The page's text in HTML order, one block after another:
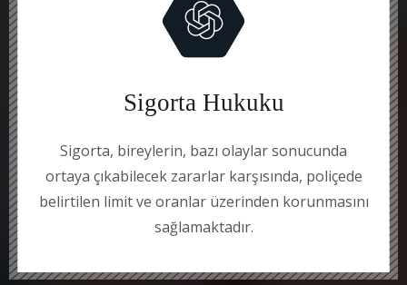
Sigorta Hukuku
Sigorta, bireylerin, bazı olaylar sonucunda
ortaya çıkabilecek zararlar karşısında, poliçede
belirtilen limit ve oranlar üzerinden korunmasını
sağlamaktadır.